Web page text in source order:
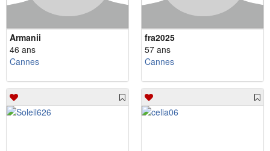
Armanii
46 ans
Cannes
fra2025
57 ans
Cannes